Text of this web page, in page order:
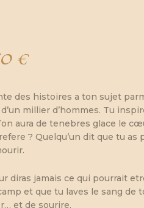
€
des histoires a ton sujet
millier d’hommes. Tu
aura de tenebres glace le
? Quelqu’un dit que tu
diras jamais ce qui pourrait
et que tu laves le sang
et de sourire.